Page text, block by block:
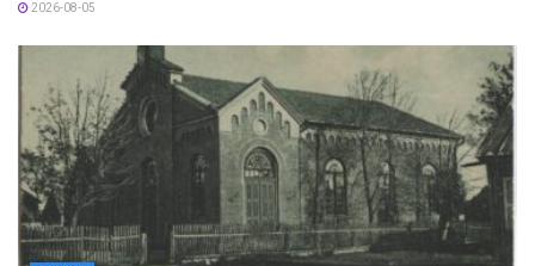
2026-08-05